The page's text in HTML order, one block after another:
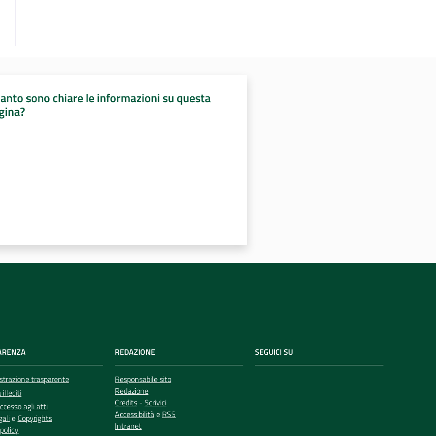
sono chiare le informazioni su questa
trasparente
illeciti
agli atti
e Copyrights
REDAZIONE
Responsabile sito
Redazione
Credits - Scrivici
Accessibilitàe RSS
Intranet
SEGUICI SU